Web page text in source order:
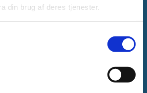
din brug af deres tjenester.